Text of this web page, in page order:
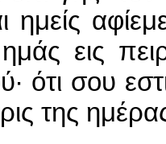
ημείς
ημάς εις
ότι σου
της